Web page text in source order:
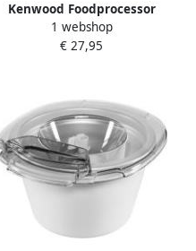
Kenwood Foodprocessor
Mini-hakker CH180A
Hakmolen
1 webshop
€ 27,95